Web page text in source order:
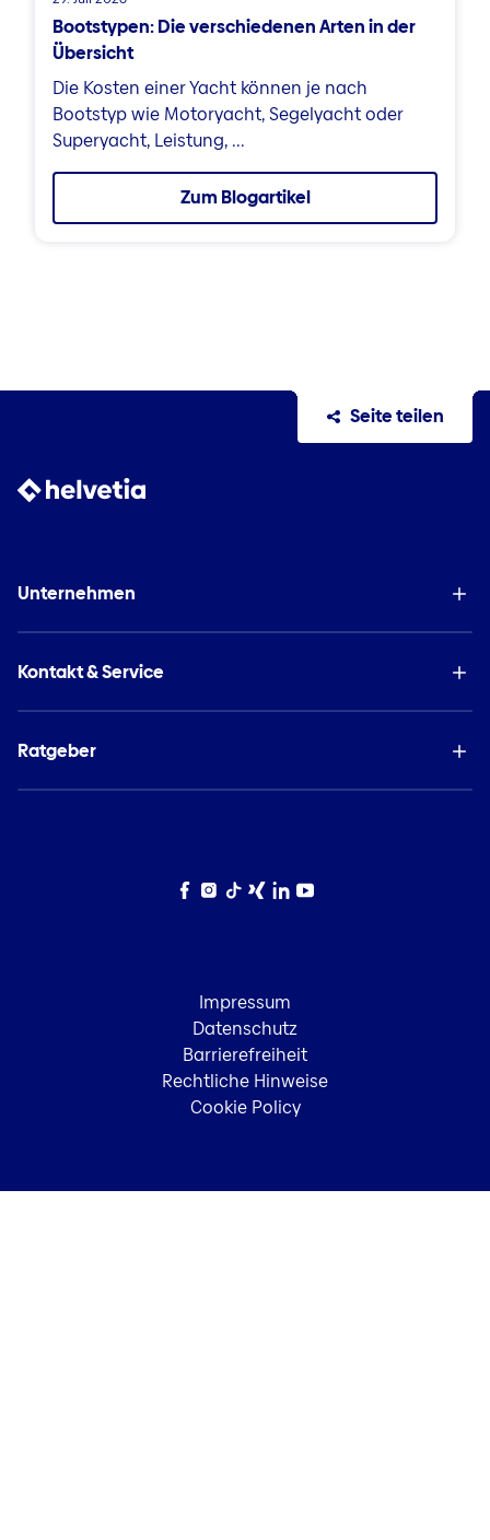
Bootstypen: Die verschiedenen Arten in der
Übersicht
Die Kosten einer Yacht können je nach
Bootstyp wie Motoryacht, Segelyacht oder
Superyacht, Leistung, ...
Zum Blogartikel
Seite teilen
Unternehmen
Kontakt & Service
Ratgeber
Facebook
Instagram
TikTokXingLinkedIn
YouTube
Impressum
Datenschutz
Barrierefreiheit
Rechtliche Hinweise
Cookie Policy